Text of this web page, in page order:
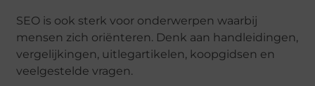
SEO is ook sterk voor onderwerpen waarbij
mensen zich oriënteren. Denk aan handleidingen,
vergelijkingen, uitlegartikelen, koopgidsen en
veelgestelde vragen.